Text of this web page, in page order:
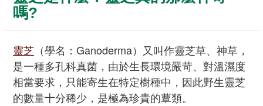
嗎?
靈芝 （學名：Ganoderma）又叫作靈芝草、神草，
是一種多孔科真菌，由於生長環境嚴苛、對溫濕度
相當要求，只能寄生在特定樹種中，因此野生靈芝
的數量十分稀少，是極為珍貴的蕈類。